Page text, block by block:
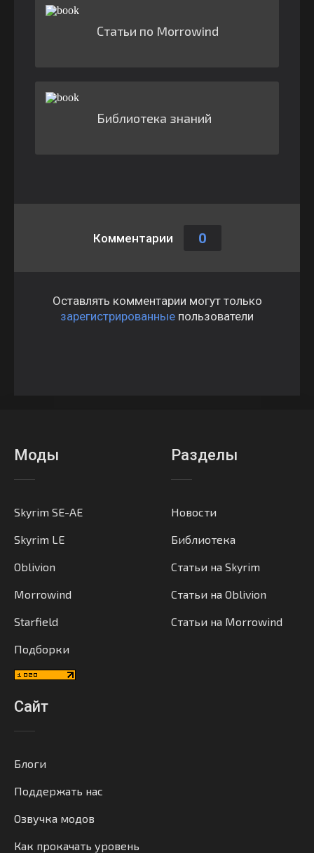
Статьи по Morrowind
Библиотека знаний
Комментарии 0
Оставлять комментарии могут только
зарегистрированные пользователи
Моды
Skyrim SE-AE
Skyrim LE
Oblivion
Morrowind
Starfield
Подборки
Разделы
Новости
Библиотека
Статьи на Skyrim
Статьи на Oblivion
Статьи на Morrowind
Сайт
Блоги
Поддержать нас
Озвучка модов
Как прокачать уровень